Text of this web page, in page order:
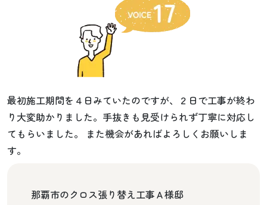
最初施工期間を４日みていたのですが、２日で工事が終わ
り大変助かりました。手抜きも見受けられず丁寧に対応し
てもらいました。 また機会があればよろしくお願いしま
す。
那覇市のクロス張り替え工事Ａ様邸